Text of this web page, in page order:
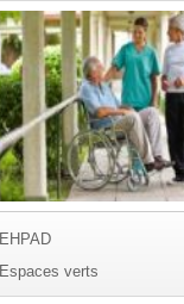
EHPAD
Espaces verts